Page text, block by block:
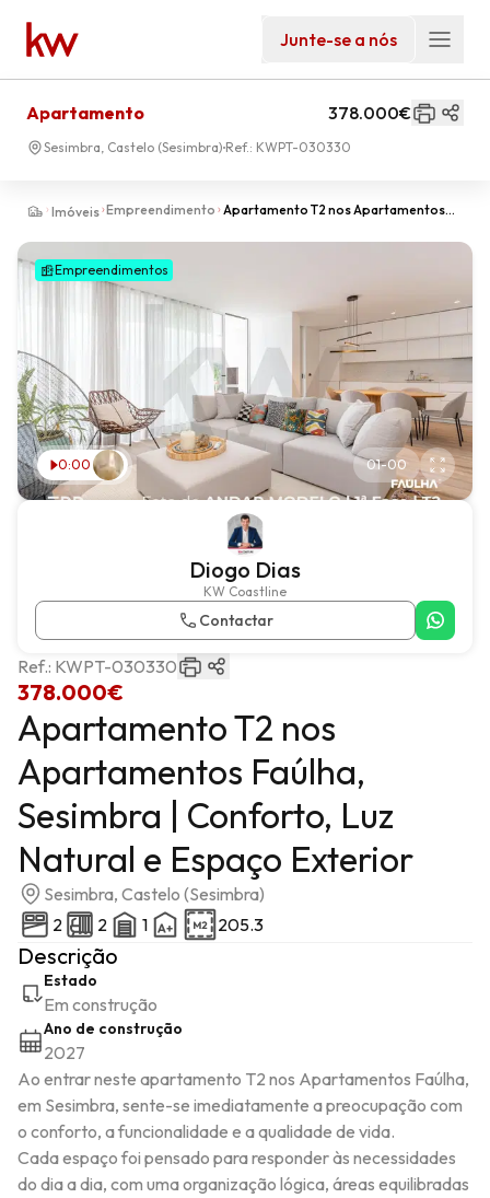
Junte-se a nós
Imóveis Empreendimento Apartamento T2 nos Apartamentos
Natural e Espaço Exterior
Apartamento 378.000€
Sesimbra, Castelo (Sesimbra) Ref.: KWPT-030330
0:00 01-00
Empreendimentos
Diogo Dias
KW Coastline
Contactar
378.000€
Ref.: KWPT-030330
Apartamento T2 nos
Apartamentos Faúlha,
Sesimbra | Conforto, Luz
Natural e Espaço Exterior
Sesimbra, Castelo (Sesimbra)
2
2 1 205.3
Descrição
Estado
Em construção
Ano de construção
2027
Ao entrar neste apartamento T2 nos Apartamentos Faúlha,
em Sesimbra, sente-se imediatamente a preocupação com
o conforto, a funcionalidade e a qualidade de vida.
Cada espaço foi pensado para responder às necessidades
do dia a dia, com uma organização lógica, áreas equilibradas